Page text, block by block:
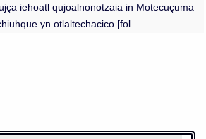
iehoatl qujoalnonotzaia in Motecuçuma
yn otlaltechacico [fol